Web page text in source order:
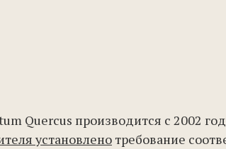
Quercus производится с 2002
установленотребование